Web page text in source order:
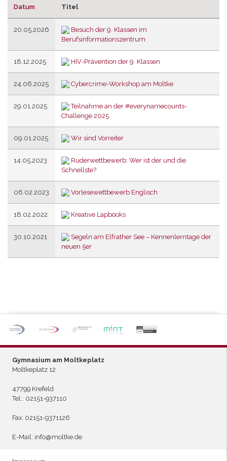
Datum
Aufsteigend
sortieren
Titel
20.05.2026
Besuch der 9. Klassen im
Berufsinformationszentrum
18.12.2025 HIV-Prävention der 9. Klassen
24.06.2025 Cybercrime-Workshop am Moltke
29.01.2025
Teilnahme an der #everynamecounts-
Challenge 2025
09.01.2025 Wir sind Vorreiter
14.05.2023
Ruderwettbewerb: Wer ist der und die
Schnellste?
06.02.2023 Vorlesewettbewerb Englisch
18.02.2022 Kreative Lapbooks
30.10.2021
Segeln am Elfrather See – Kennenlerntage der
neuen 5er
ARTNERSCHULE DES
L EISTUNGSSPORTS
Gymnasium am Moltkeplatz
Moltkeplatz 12
47799 Krefeld
Tel.: 02151-937110
Fax: 02151-9371126
E-Mail: info@moltke.de